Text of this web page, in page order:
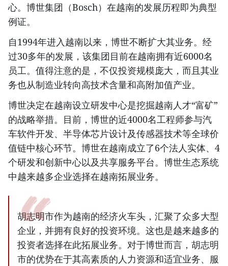
心。博世集团（Bosch）在越南的发展历程即为典型
例证。
自1994年进入越南以来，博世不断扩大其业务。经
过30多年的发展，该集团目前在越南拥有近6000名
员工。值得注意的是，不仅投资规模庞大，而且其业
务也从制造业转向高技术含量和高附加值产业。
博世决定在越南设立研发中心是挖掘越南人才“富矿”
的战略举措。目前，博世的近4000名工程师参与汽
车软件开发、半导体芯片设计及传感器技术等全球价
值链中核心环节。博世在越南成立了6个法人实体、4
个研发和创新中心以及共享服务平台。博世生态系统
中越来越多企业选择在越南拓展业务。
胡志明市作为越南的经济火车头，汇聚了众多大型
企业，并拥有良好的投资环境。这也是越来越多的
投资者选择在此拓展业务。对于博世而言，胡志明
市的优势在于其高素质的人力资源和适宜业务、服